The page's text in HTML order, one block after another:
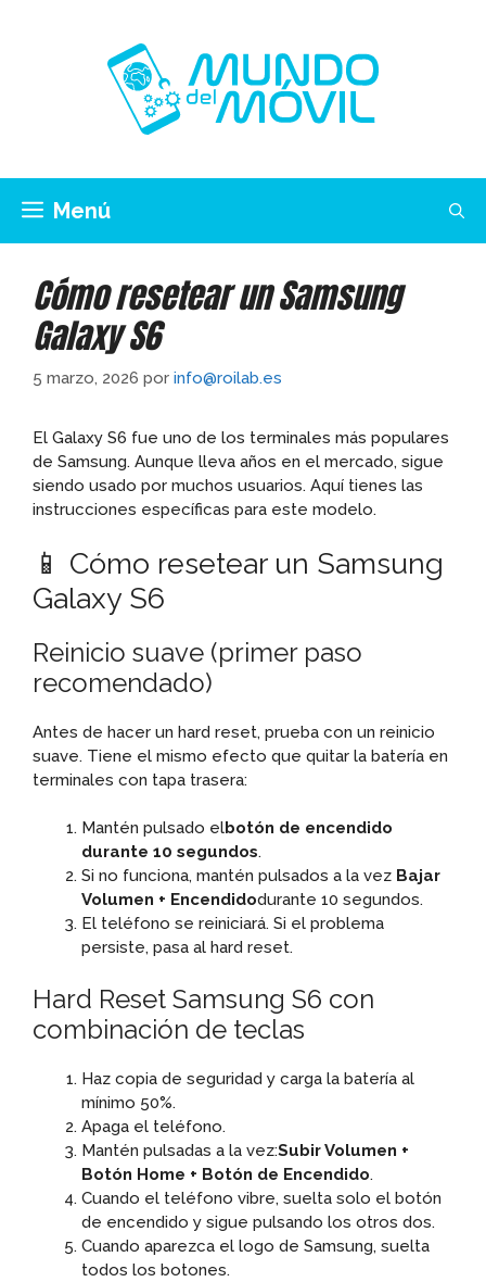
Menú
Cómo resetear un Samsung
Galaxy S6
5 marzo, 2026 por info@roilab.es
El Galaxy S6 fue uno de los terminales más populares
de Samsung. Aunque lleva años en el mercado, sigue
siendo usado por muchos usuarios. Aquí tienes las
instrucciones específicas para este modelo.
📱 Cómo resetear un Samsung
Galaxy S6
Reinicio suave (primer paso
recomendado)
Antes de hacer un hard reset, prueba con un reinicio
suave. Tiene el mismo efecto que quitar la batería en
terminales con tapa trasera:
Mantén pulsado elbotón de encendido
durante 10 segundos.
Si no funciona, mantén pulsados a la vez Bajar
Volumen + Encendidodurante 10 segundos.
El teléfono se reiniciará. Si el problema
persiste, pasa al hard reset.
Hard Reset Samsung S6 con
combinación de teclas
Haz copia de seguridad y carga la batería al
mínimo 50%.
Apaga el teléfono.
Mantén pulsadas a la vez:Subir Volumen +
Botón Home + Botón de Encendido.
Cuando el teléfono vibre, suelta solo el botón
de encendido y sigue pulsando los otros dos.
Cuando aparezca el logo de Samsung, suelta
todos los botones.